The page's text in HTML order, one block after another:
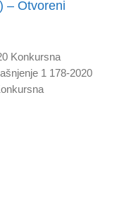
– Otvoreni
Konkursna
1 178-2020